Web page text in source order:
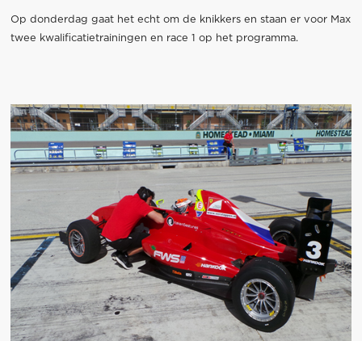
Op donderdag gaat het echt om de knikkers en staan er voor Max
twee kwalificatietrainingen en race 1 op het programma.